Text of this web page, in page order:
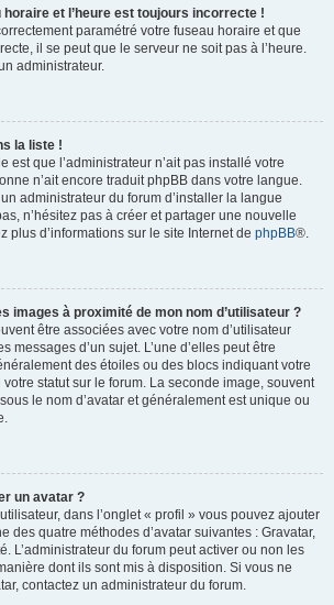
horaire et l’heure est toujours incorrecte !
paramétré votre fuseau horaire et que
il se peut que le serveur ne soit pas à l’heure.
administrateur.
la liste !
est que l’administrateur n’ait pas installé votre
n’ait encore traduit phpBB dans votre langue.
administrateur du forum d’installer la langue
n’hésitez pas à créer et partager une nouvelle
plus d’informations sur le site Internet de phpBB®.
images à proximité de mon nom d’utilisateur ?
être associées avec votre nom d’utilisateur
messages d’un sujet. L’une d’elles peut être
des étoiles ou des blocs indiquant votre
statut sur le forum. La seconde image, souvent
le nom d’avatar et généralement est unique ou
un avatar ?
dans l’onglet « profil » vous pouvez ajouter
des quatre méthodes d’avatar suivantes : Gravatar,
L’administrateur du forum peut activer ou non les
dont ils sont mis à disposition. Si vous ne
contactez un administrateur du forum.